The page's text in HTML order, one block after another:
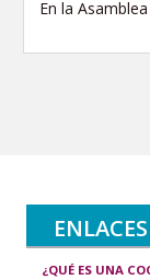
En la
¿QUÉ ES UNA